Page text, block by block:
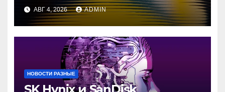
АВГ 4, 2026 ADMIN
НОВОСТИ РАЗНЫЕ